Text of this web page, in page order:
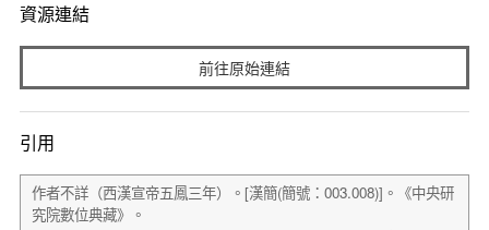
資源連結
前往原始連結
引用